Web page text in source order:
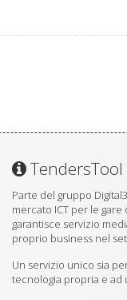
TendersTool
Parte del gruppo
mercato ICT per le
garantisce servizio
proprio business nel
Un servizio unico sia
tecnologia propria e ad